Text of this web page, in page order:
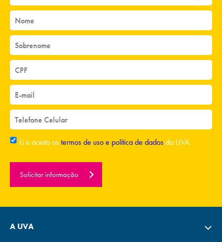
Li e aceito ostermos de uso e política de dadosda UVA.
Solicitar informação
A UVA